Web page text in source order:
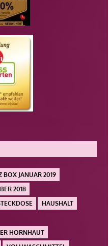
BOX JANUAR 2019
2018
HAUSHALT
HORNHAUT